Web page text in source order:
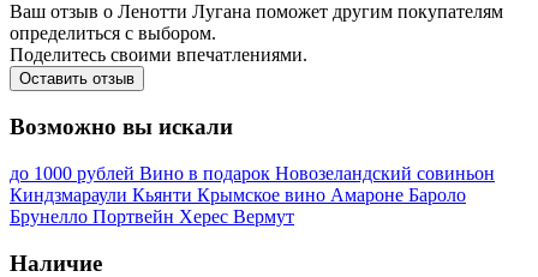
Ваш отзыв о Ленотти Лугана поможет другим покупателям
определиться с выбором.
Поделитесь своими впечатлениями.
Оставить отзыв
Возможно вы искали
до 1000 рублей Вино в подарок Новозеландский совиньон
Киндзмараули Кьянти Крымское вино Амароне Бароло
Брунелло Портвейн Херес Вермут
Наличие